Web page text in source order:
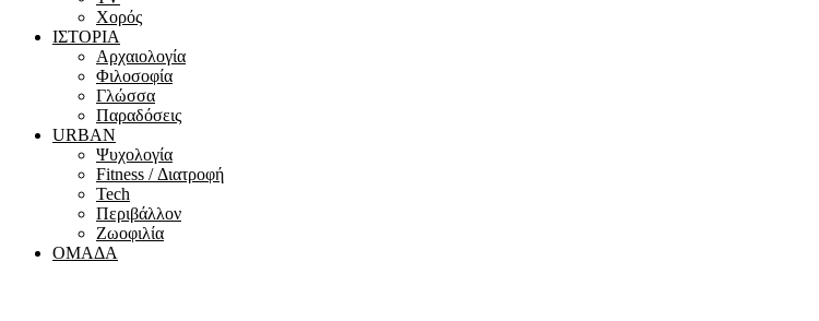
Χορός
ΙΣΤΟΡΙΑ
Αρχαιολογία
Φιλοσοφία
Γλώσσα
Παραδόσεις
URBAN
Ψυχολογία
Fitness / Διατροφή
Tech
Περιβάλλον
Ζωοφιλία
ΟΜΑΔΑ